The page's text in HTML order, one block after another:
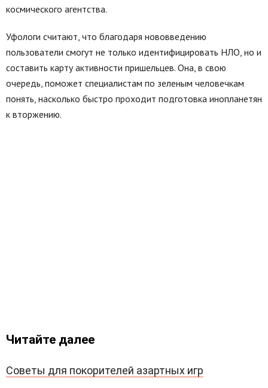
космического агентства.
Уфологи считают, что благодаря нововведению
пользователи смогут не только идентифицировать НЛО, но и
составить карту активности пришельцев. Она, в свою
очередь, поможет специалистам по зеленым человечкам
понять, насколько быстро проходит подготовка инопланетян
к вторжению.
Читайте далее
Советы для покорителей азартных игр